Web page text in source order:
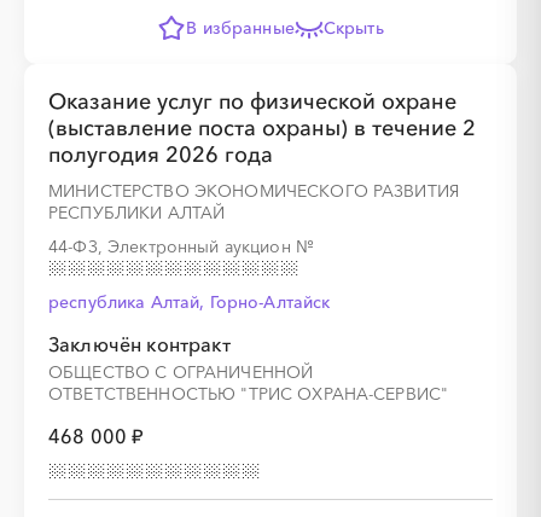
В избранные Скрыть
Оказание услуг по физической охране
(выставление поста охраны) в течение 2
полугодия 2026 года
МИНИСТЕРСТВО ЭКОНОМИЧЕСКОГО РАЗВИТИЯ
РЕСПУБЛИКИ АЛТАЙ
44-ФЗ, Электронный аукцион №
республика Алтай, Горно-Алтайск
Заключён контракт
ОБЩЕСТВО С ОГРАНИЧЕННОЙ
ОТВЕТСТВЕННОСТЬЮ "ТРИС ОХРАНА-СЕРВИС"
468 000 ₽